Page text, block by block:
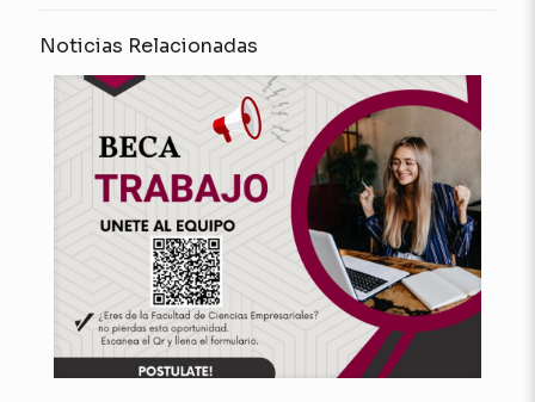
Noticias Relacionadas